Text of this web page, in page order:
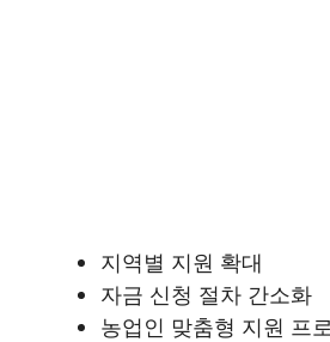
지역별 지원 확대
자금 신청 절차 간소화
농업인 맞춤형 지원 프